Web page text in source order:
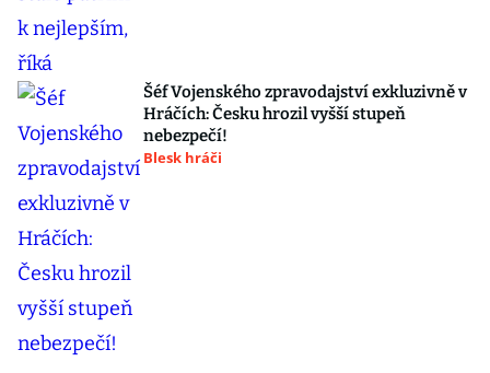
Šéf Vojenského zpravodajství exkluzivně v
Hráčích: Česku hrozil vyšší stupeň
nebezpečí!
Blesk hráči